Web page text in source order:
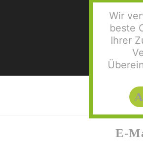
E-
Wir
beste
Ihrer